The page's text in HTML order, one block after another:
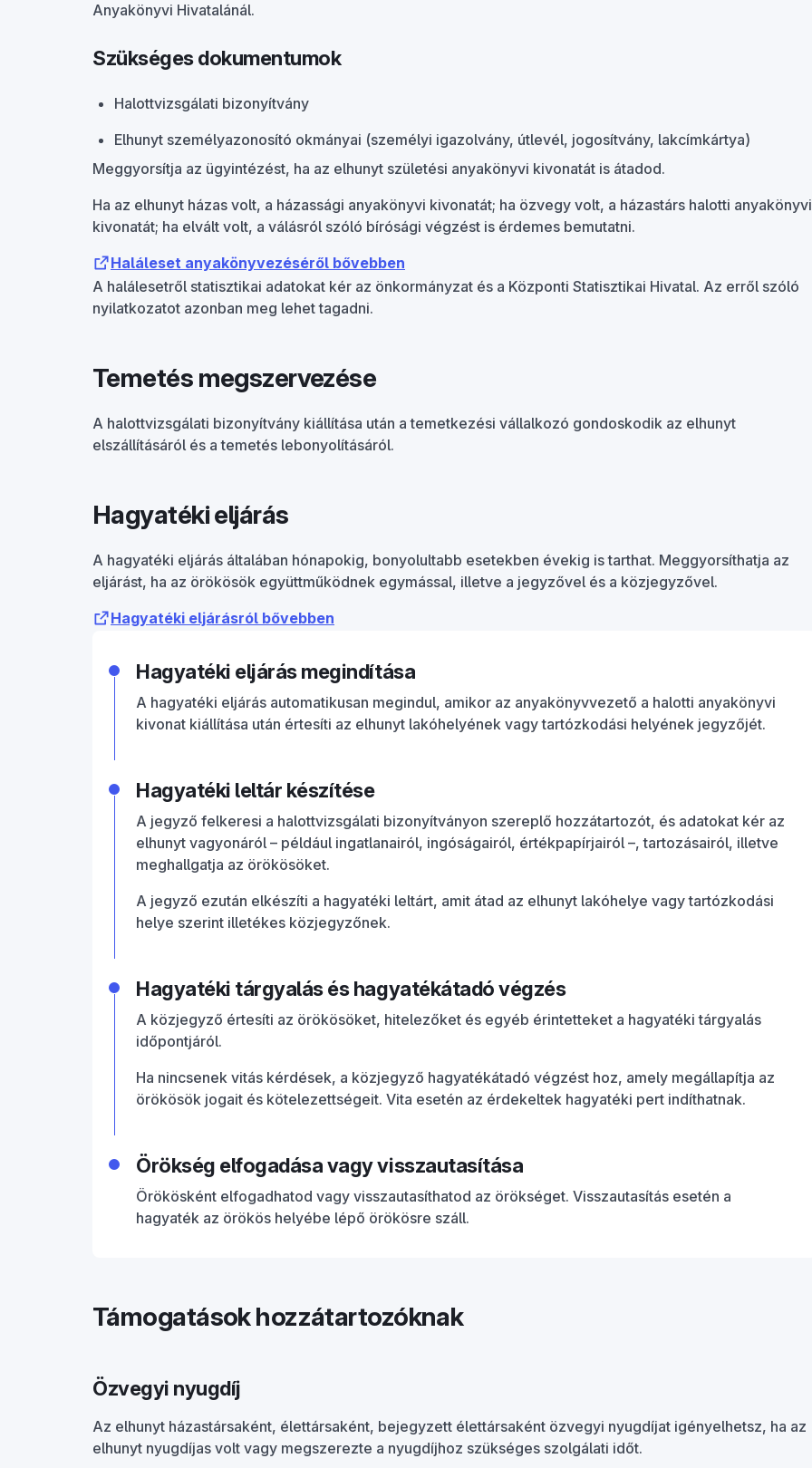
Anyakönyvi Hivatalánál.
Szükséges dokumentumok
Halottvizsgálati bizonyítvány
Elhunyt személyazonosító okmányai (személyi igazolvány, útlevél, jogosítvány, lakcímkártya)
Meggyorsítja az ügyintézést, ha az elhunyt születési anyakönyvi kivonatát is átadod.
Ha az elhunyt házas volt, a házassági anyakönyvi kivonatát; ha özvegy volt, a házastárs halotti anyakönyvi
kivonatát; ha elvált volt, a válásról szóló bírósági végzést is érdemes bemutatni.
Haláleset anyakönyvezéséről bővebben
A halálesetről statisztikai adatokat kér az önkormányzat és a Központi Statisztikai Hivatal. Az erről szóló
nyilatkozatot azonban meg lehet tagadni.
Temetés megszervezése
A halottvizsgálati bizonyítvány kiállítása után a temetkezési vállalkozó gondoskodik az elhunyt
elszállításáról és a temetés lebonyolításáról.
Hagyatéki eljárás
A hagyatéki eljárás általában hónapokig, bonyolultabb esetekben évekig is tarthat. Meggyorsíthatja az
eljárást, ha az örökösök együttműködnek egymással, illetve a jegyzővel és a közjegyzővel.
Hagyatéki eljárásról bővebben
Hagyatéki eljárás megindítása
A hagyatéki eljárás automatikusan megindul, amikor az anyakönyvvezető a halotti anyakönyvi
kivonat kiállítása után értesíti az elhunyt lakóhelyének vagy tartózkodási helyének jegyzőjét.
Hagyatéki leltár készítése
A jegyző felkeresi a halottvizsgálati bizonyítványon szereplő hozzátartozót, és adatokat kér az
elhunyt vagyonáról – például ingatlanairól, ingóságairól, értékpapírjairól –, tartozásairól, illetve
meghallgatja az örökösöket.
A jegyző ezután elkészíti a hagyatéki leltárt, amit átad az elhunyt lakóhelye vagy tartózkodási
helye szerint illetékes közjegyzőnek.
Hagyatéki tárgyalás és hagyatékátadó végzés
A közjegyző értesíti az örökösöket, hitelezőket és egyéb érintetteket a hagyatéki tárgyalás
időpontjáról.
Ha nincsenek vitás kérdések, a közjegyző hagyatékátadó végzést hoz, amely megállapítja az
örökösök jogait és kötelezettségeit. Vita esetén az érdekeltek hagyatéki pert indíthatnak.
Örökség elfogadása vagy visszautasítása
Örökösként elfogadhatod vagy visszautasíthatod az örökséget. Visszautasítás esetén a
hagyaték az örökös helyébe lépő örökösre száll.
Támogatások hozzátartozóknak
Özvegyi nyugdíj
Az elhunyt házastársaként, élettársaként, bejegyzett élettársaként özvegyi nyugdíjat igényelhetsz, ha az
elhunyt nyugdíjas volt vagy megszerezte a nyugdíjhoz szükséges szolgálati időt.